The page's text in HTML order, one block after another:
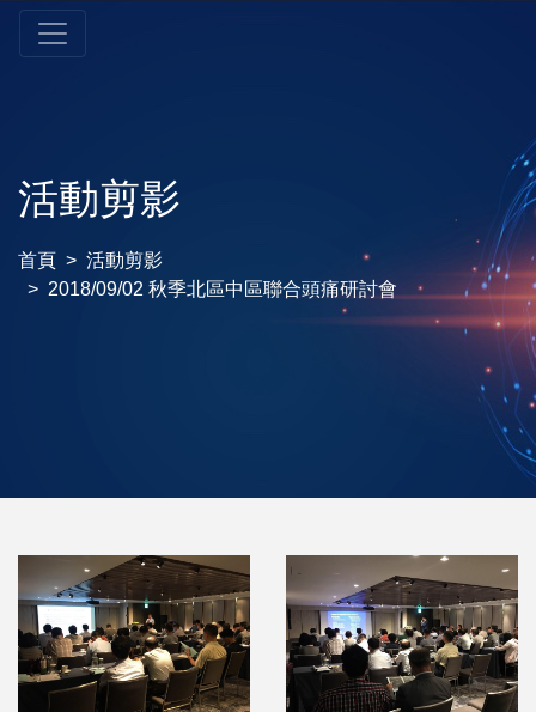
活動剪影
首頁
活動剪影
2018/09/02 秋季北區中區聯合頭痛研討會